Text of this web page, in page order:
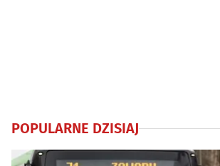
POPULARNE DZISIAJ